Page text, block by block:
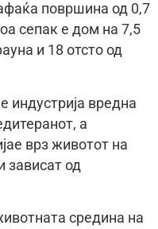
површина од 0,7
сепак е дом на 7,5
и 18 отсто од
индустрија вредна
а
врз животот на
зависат од
средина на